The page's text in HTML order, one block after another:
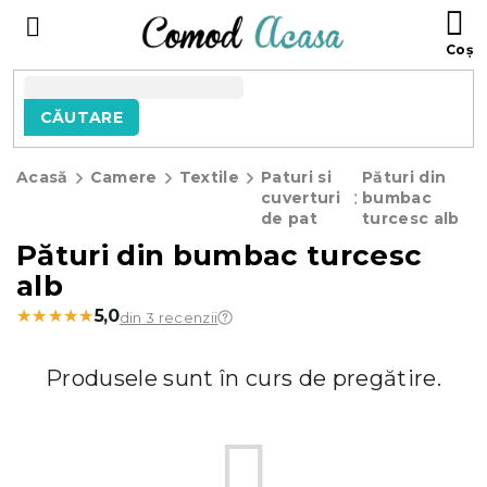
CĂUTARE
Acasă Camere Textile
Paturi si
cuverturi
de pat
Pături din
bumbac
turcesc alb
Pături din bumbac turcesc
alb
★★★★★
★★★★★5,0din 3 recenzii
Produsele sunt în curs de pregătire.